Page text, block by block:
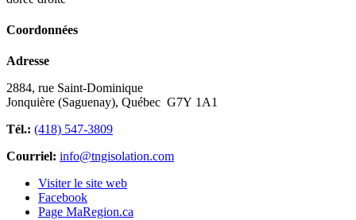
Coordonnées
Adresse
2884, rue Saint-Dominique
Jonquière (Saguenay), Québec G7Y 1A1
Tél.: (418) 547-3809
Courriel: info@tngisolation.com
Visiter le site web
Facebook
Page MaRegion.ca